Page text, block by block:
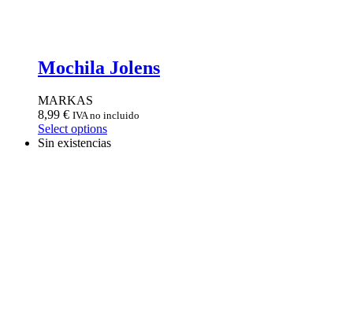
Mochila Jolens
MARKAS
8,99 € IVA no incluido
Select options
Sin existencias